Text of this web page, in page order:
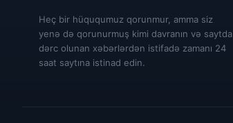
Heç bir hüququmuz qorunmur, amma siz
yenə də qorunurmuş kimi davranın və saytda
dərc olunan xəbərlərdən istifadə zamanı 24
saat saytına istinad edin.